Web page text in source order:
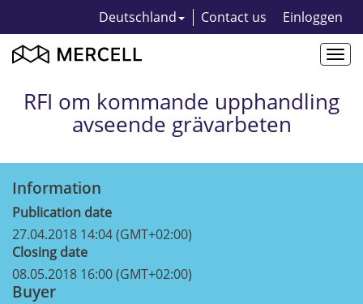
Deutschland Contact us Einloggen
RFI om kommande upphandling
avseende grävarbeten
Information
Publication date
27.04.2018 14:04 (GMT+02:00)
Closing date
08.05.2018 16:00 (GMT+02:00)
Buyer